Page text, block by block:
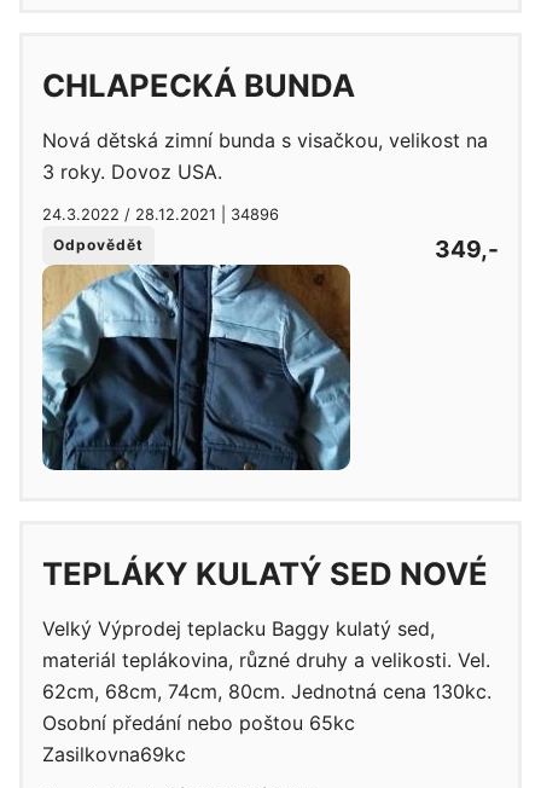
CHLAPECKÁ BUNDA
Nová dětská zimní bunda s visačkou, velikost na
3 roky. Dovoz USA.
24.3.2022 / 28.12.2021 | 34896
Odpovědět
349,-
TEPLÁKY KULATÝ SED NOVÉ
Velký Výprodej teplacku Baggy kulatý sed,
materiál teplákovina, různé druhy a velikosti. Vel.
62cm, 68cm, 74cm, 80cm. Jednotná cena 130kc.
Osobní předání nebo poštou 65kc
Zasilkovna69kc